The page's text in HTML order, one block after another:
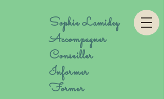
Sophie Lamidey
Accompagner
Conseiller
Informer
Former